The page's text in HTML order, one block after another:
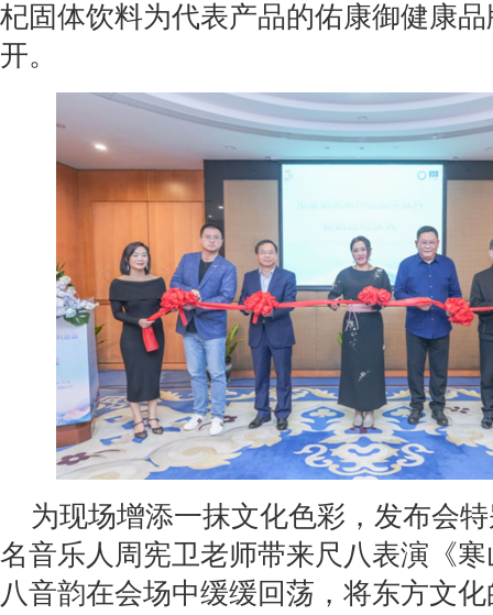
杞固体饮料为代表产品的佑康御健康
开。
为现场增添一抹文化色彩，发布会
名音乐人周宪卫老师带来尺八表演《
八音韵在会场中缓缓回荡，将东方文